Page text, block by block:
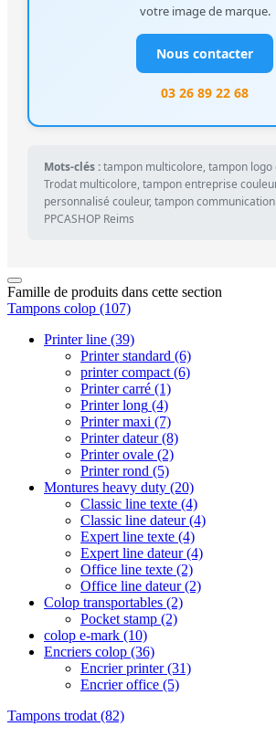
votre image de marque.
Nous contacter
03 26 89 22 68
Mots-clés :tampon multicolore, tampon logo
Trodat multicolore, tampon entreprise
personnalisé couleur, tampon
PPCASHOP Reims
Famille de produits dans cette section
Tampons colop (107)
Printer line (39)
Printer standard (6)
printer compact (6)
Printer carré (1)
Printer long (4)
Printer maxi (7)
Printer dateur (8)
Printer ovale (2)
Printer rond (5)
Montures heavy duty (20)
Classic line texte (4)
Classic line dateur (4)
Expert line texte (4)
Expert line dateur (4)
Office line texte (2)
Office line dateur (2)
Colop transportables (2)
Pocket stamp (2)
colop e-mark (10)
Encriers colop (36)
Encrier printer (31)
Encrier office (5)
Tampons trodat (82)